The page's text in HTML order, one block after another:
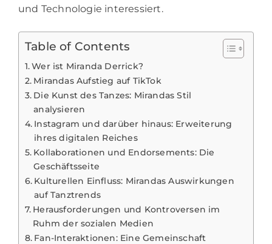
und Technologie interessiert.
Table of Contents
Wer ist Miranda Derrick?
Mirandas Aufstieg auf TikTok
Die Kunst des Tanzes: Mirandas Stil
analysieren
Instagram und darüber hinaus: Erweiterung
ihres digitalen Reiches
Kollaborationen und Endorsements: Die
Geschäftsseite
Kulturellen Einfluss: Mirandas Auswirkungen
auf Tanztrends
Herausforderungen und Kontroversen im
Ruhm der sozialen Medien
Fan-Interaktionen: Eine Gemeinschaft